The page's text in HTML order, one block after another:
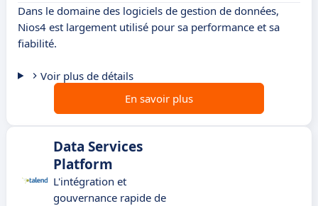
Dans le domaine des logiciels de gestion de données,
Nios4 est largement utilisé pour sa performance et sa
fiabilité.
Voir plus de détails
En savoir plus
Data Services
Platform
L'intégration et
gouvernance rapide de